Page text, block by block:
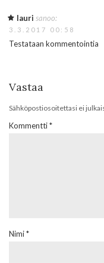
lauri sanoo:
3.3.2017 00:58
Testataan kommentointia
Vastaa
Sähköpostiosoitettasi ei
Kommentti*
Nimi*